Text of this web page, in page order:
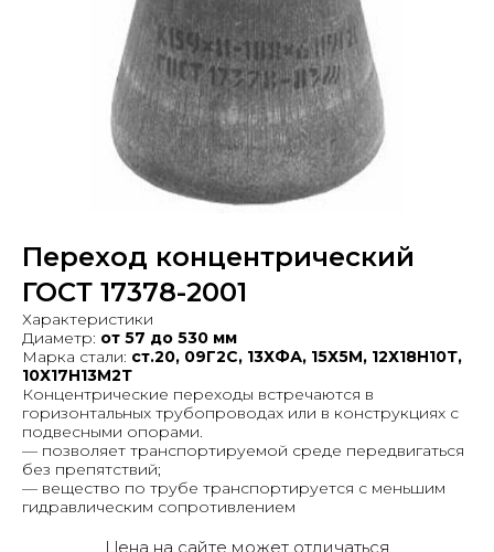
Переход концентрический
ГОСТ 17378-2001
Характеристики
Диаметр: от 57 до 530 мм
Марка стали: ст.20, 09Г2С, 13ХФА, 15Х5М, 12Х18Н10Т,
10Х17Н13М2Т
Концентрические переходы встречаются в
горизонтальных трубопроводах или в конструкциях с
подвесными опорами.
— позволяет транспортируемой среде передвигаться
без препятствий;
— вещество по трубе транспортируется с меньшим
гидравлическим сопротивлением
Цена на сайте может отличаться